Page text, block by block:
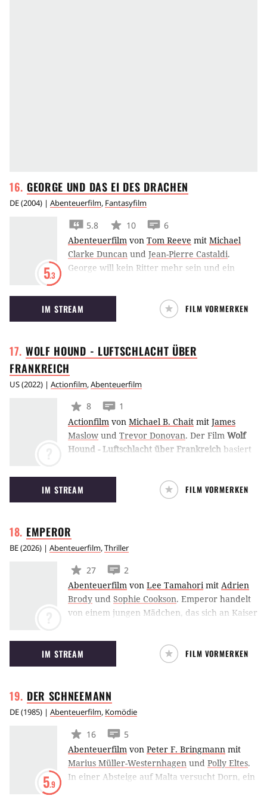
GEORGE UND DAS EI DES DRACHEN
DE(2004) | Abenteuerfilm, Fantasyfilm
5.3
5.8 10
6
Abenteuerfilm von Tom Reeve mit Michael
Clarke Duncan und Jean-Pierre Castaldi.
George will kein Ritter mehr sein und ein
seiner Kriege ist in England Lunna , die
Tochter des Königs verschwunden. Jetzt muß
George die Prinzessin finden, bevor er sich zur
IM STREAM FILM VORMERKEN
WOLF HOUND - LUFTSCHLACHT ÜBER
FRANKREICH
US(2022) | Actionfilm,Abenteuerfilm
8
1
Actionfilm von Michael B. Chait mit James
Maslow und Trevor Donovan. Der Film Wolf
Hound - Luftschlacht über Frankreich basiert
fesselnde Geschichte des jüdisch-
amerikanischen Soldaten David Holden (James
Maslow). Bei einem Angriff wurde sein
mehr als einer Waffe und seinem Verstand
muss er sich durch das feindliche Gebiet
(SB)
IM STREAM FILM VORMERKEN
EMPEROR
BE(2026) | Abenteuerfilm,Thriller
27
2
Abenteuerfilm von Lee Tamahorimit Adrien
Brody und Sophie Cookson. Emperor handelt
von einem jungen Mädchen, das sich an Kaiser
Der Schauplatz ist eine Welt des Reichtums,
der Ausschweifung, brutaler Vergeltungen,
des Sex, der Machenschaften und des Verrats,
IM STREAM FILM VORMERKEN
DER SCHNEEMANN
DE(1985) | Abenteuerfilm, Komödie
5.9
16
5
Abenteuerfilm von Peter F. Bringmann mit
Marius Müller-Westernhagen und Polly Eltes.
In einer Absteige auf Malta versucht Dorn, ein